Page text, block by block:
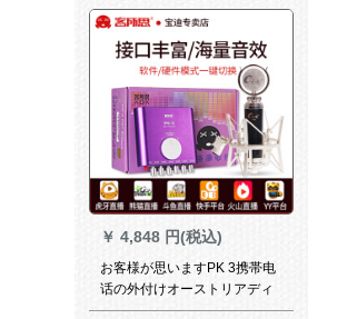
￥ 4,848 円(税込)
お客様が思いますPK 3携帯电
话の外付けオーストリアディ
ックのUSBサウンドトラック